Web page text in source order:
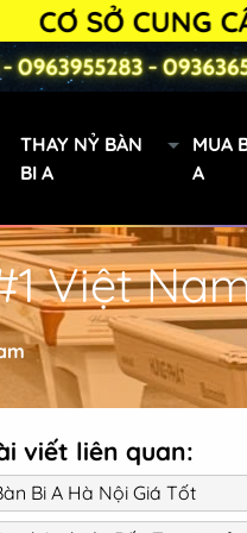
SỞ CUNG CẤP
Bi-a 9019 lướt
THAY NỶ BÀN
BI A
MUA
A
Việt
viết liên quan:
Bi A Hà Nội Giá Tốt